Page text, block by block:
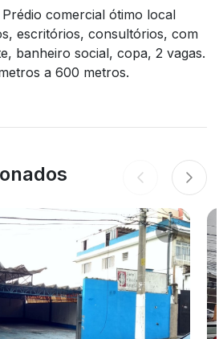
comercial ótimo local
escritórios, consultórios, com
banheiro social, copa, 2 vagas.
a 600 metros.